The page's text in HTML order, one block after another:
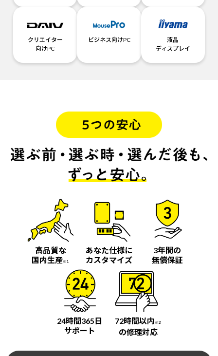
クリエイター
向けPC
ビジネス向けPC
液晶
ディスプレイ
高品質な
国内生産※1
あなた仕様に
カスタマイズ
3年間の
無償保証
24時間365日
サポート
72時間以内 ※2
の修理対応